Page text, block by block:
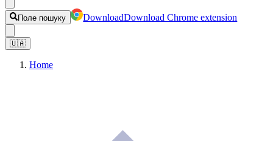
Поле пошуку DownloadDownload Chrome extension
🇺🇦
Home